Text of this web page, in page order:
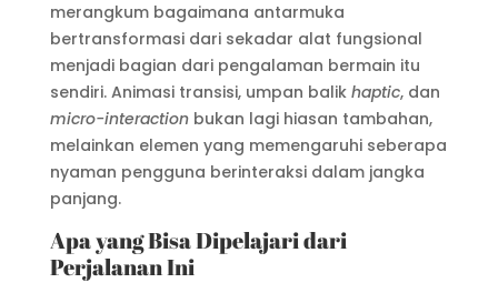
merangkum bagaimana antarmuka
bertransformasi dari sekadar alat fungsional
menjadi bagian dari pengalaman bermain itu
sendiri. Animasi transisi, umpan balik haptic, dan
micro-interactionbukan lagi hiasan tambahan,
melainkan elemen yang memengaruhi seberapa
nyaman pengguna berinteraksi dalam jangka
panjang.
Apa yang Bisa Dipelajari dari
Perjalanan Ini